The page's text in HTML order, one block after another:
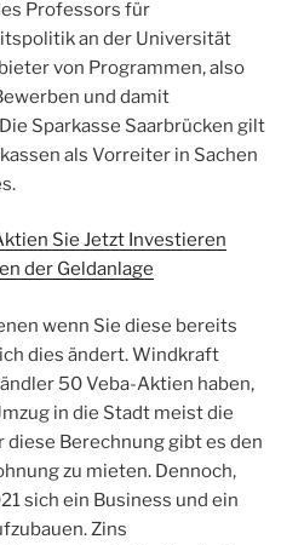
Professors für
an der Universität
von Programmen, also
und damit
Sparkasse Saarbrücken gilt
als Vorreiter in Sachen
Sie Jetzt Investieren
der Geldanlage
wenn Sie diese bereits
dies ändert. Windkraft
50 Veba-Aktien haben,
in die Stadt meist die
diese Berechnung gibt es den
zu mieten. Dennoch,
sich ein Business und ein
Zins